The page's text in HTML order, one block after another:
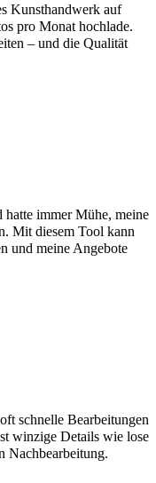
Kunsthandwerk auf
pro Monat hochlade.
– und die Qualität
immer Mühe, meine
Mit diesem Tool kann
und meine Angebote
schnelle Bearbeitungen
winzige Details wie lose
Nachbearbeitung.